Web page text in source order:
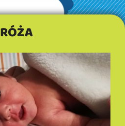
RÓŻA